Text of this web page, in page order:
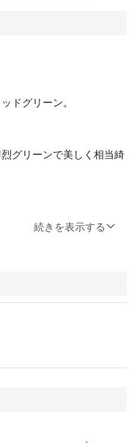
ドグリーン。
グリーンで美しく相当綺
高い分散率と屈折率で見
ラルドカラーを持つ宝石
ッドなグリーン。
、浅すぎてもグリーンの
。
続きを表示する